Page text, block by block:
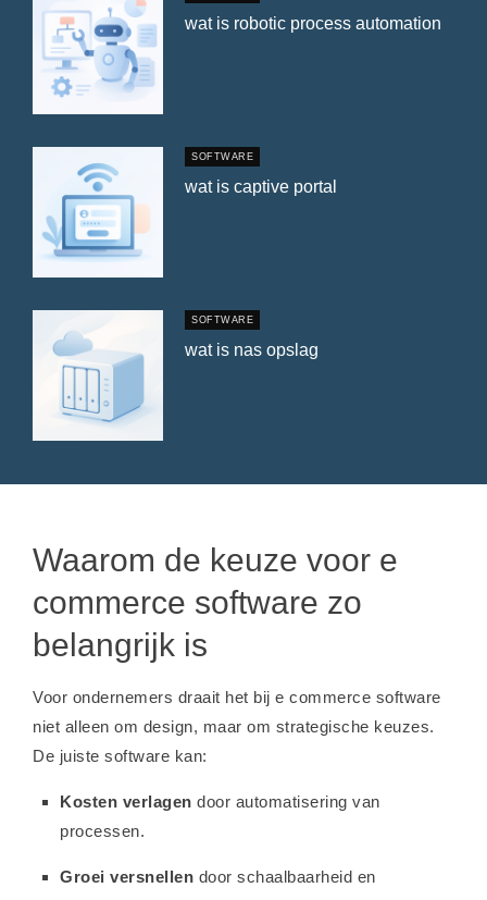
wat is robotic process automation
SOFTWARE
wat is captive portal
SOFTWARE
wat is nas opslag
Waarom de keuze voor e
commerce software zo
belangrijk is
Voor ondernemers draait het bij e commerce software
niet alleen om design, maar om strategische keuzes.
De juiste software kan:
Kosten verlagen door automatisering van
processen.
Groei versnellen door schaalbaarheid en